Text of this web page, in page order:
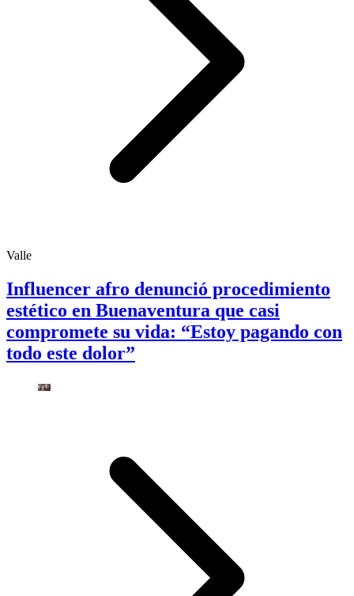
Valle
Influencer afro denunció procedimiento
estético en Buenaventura que casi
compromete su vida: “Estoy pagando con
todo este dolor”